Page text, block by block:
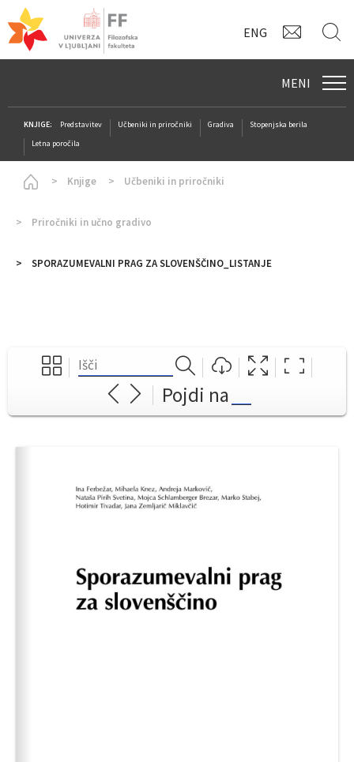
ENG
MENI
KNJIGE: Predstavitev Učbeniki in priročniki Gradiva
Stopenjska berila
Letna poročila
Homepage
Knjige Učbeniki in priročniki
Priročniki in učno gradivo
SPORAZUMEVALNI PRAG ZA SLOVENŠČINO_LISTANJE
Pojdi na